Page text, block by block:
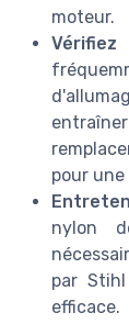
moteur.
pour
nylon
par
efficace.